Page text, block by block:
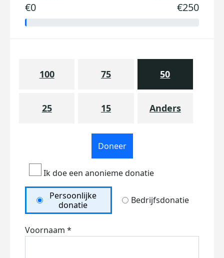
€0 €250
100 75 50
25 15 Anders
Doneer
Ik doe een anonieme donatie
Persoonlijke
donatie
Bedrijfsdonatie
Voornaam *